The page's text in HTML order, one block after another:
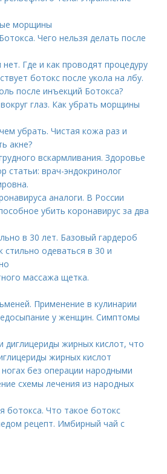
морщины
Чего нельзя делать после
Где и как проводят процедуру
ботокс после укола на лбу.
после инъекций Ботокса?
глаз. Как убрать морщины
убрать. Чистая кожа раз и
акне?
вскармливания. Здоровье
статьи: врач-эндокринолог
аналоги. В России
убить коронавирус за два
в 30 лет. Базовый гардероб
стильно одеваться в 30 и
массажа щетка.
Применение в кулинарии
у женщин. Симптомы
диглицериды жирных кислот, что
жирных кислот
без операции народными
схемы лечения из народных
ботокса. Что такое ботокс
рецепт. Имбирный чай с